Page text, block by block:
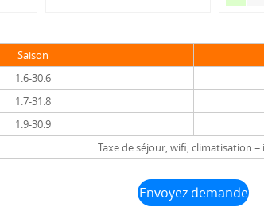
Saison
1.6-30.6
1.7-31.8
1.9-30.9
Taxe de séjour, wifi, climatisation =
Envoyez demande